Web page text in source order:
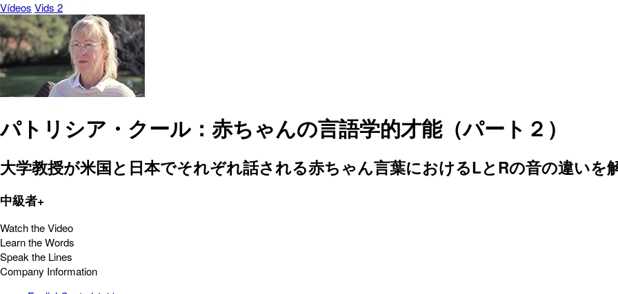
Vídeos Vids 2
パトリシア・クール：赤ちゃんの言語学的才能（パート２）
大学教授が米国と日本でそれぞれ話される赤ちゃん言葉におけるLとRの音の違いを
中級者+
Watch the Video
Learn the Words
Speak the Lines
Company Information